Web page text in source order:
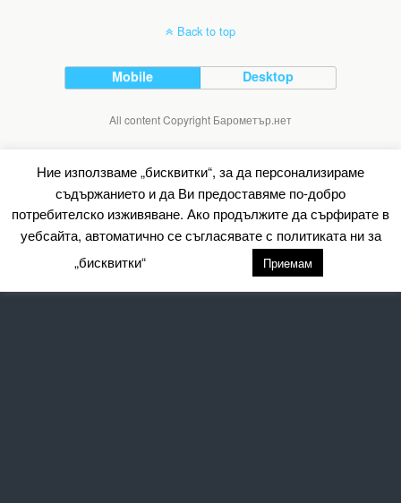
Back to top
Mobile Desktop
All content Copyright Барометър.нет
Ние използваме „бисквитки“, за да персонализираме
съдържанието и да Ви предоставяме по-добро
потребителско изживяване. Ако продължите да сърфирате в
уебсайта, автоматично се съгласявате с политиката ни за
„бисквитки“
Приемам